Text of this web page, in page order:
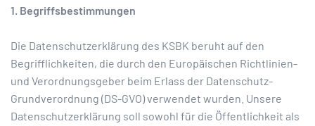
1. Begriffsbestimmungen
Die Datenschutzerklärung des KSBK beruht auf den
Begrifflichkeiten, die durch den Europäischen Richtlinien-
und Verordnungsgeber beim Erlass der Datenschutz-
Grundverordnung (DS-GVO) verwendet wurden. Unsere
Datenschutzerklärung soll sowohl für die Öffentlichkeit als